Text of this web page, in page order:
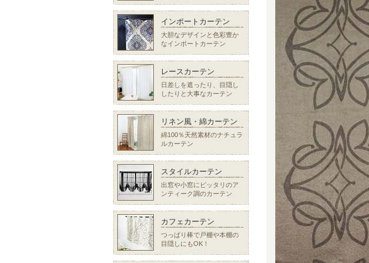
インポートカーテン
大胆なデザインと色彩豊か
なインポートカーテン
レースカーテン
日差しを遮ったり、目隠し
したりと大事なカーテン
リネン風・綿カーテン
綿100％天然素材のナチュラ
ルカーテン
スタイルカーテン
出窓や小窓にピッタリのア
ンティーク調のカーテン
カフェカーテン
つっぱり棒で戸棚や本棚の
目隠しにもOK！